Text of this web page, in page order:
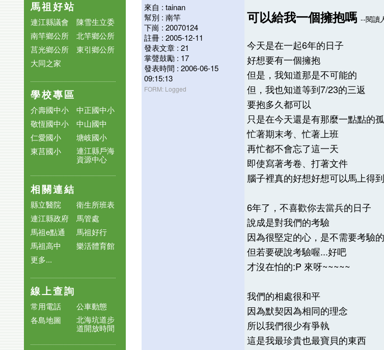
馬祖好站
連江縣議會
陳雪生立委
南竿鄉公所
北竿鄉公所
莒光鄉公所
東引鄉公所
大同之家
學校專區
介壽國中小
中正國中小
敬恆國中小
中山國中
仁愛國小
塘岐國小
東莒國小
連江縣戶海
資源中心
相關連結
縣立醫院
衛生所班表
連江縣政府
馬管處
馬祖e點通
馬祖好行
馬祖高中
樂活體育館
更多...
線上查詢
常用電話
公車動態
各島地圖
北海坑道步
道開放時間
來自 : tainan
幫別 : 南竿
下崗 : 20070124
註冊 : 2005-12-11
發表文章 : 21
掌聲鼓勵 : 17
發表時間 : 2006-06-15
09:15:13
FORM: Logged
可以給我一個擁抱嗎 --閱讀
今天是在一起6年的日子
好想要有一個擁抱
但是，我知道那是不可能的
但，我也知道等到7/23的三返
要抱多久都可以
只是在今天還是有那麼一點點的
忙著期末考、忙著上班
再忙都不會忘了這一天
即使寫著考卷、打著文件
腦子裡真的好想好想可以馬上得
6年了，不喜歡你去當兵的日子
說成是對我們的考驗
因為很堅定的心，是不需要考驗
但若要硬說考驗喔...好吧
才沒在怕的:P 來呀~~~~~
我們的相處很和平
因為默契因為相同的理念
所以我們很少有爭執
這是我最珍貴也最寶貝的東西